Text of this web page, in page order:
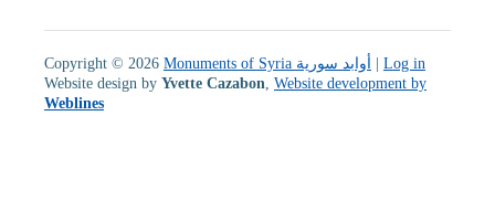
Copyright © 2026 Monuments of Syria أوابد سورية | Log in
Website design by Yvette Cazabon, Website development by
Weblines